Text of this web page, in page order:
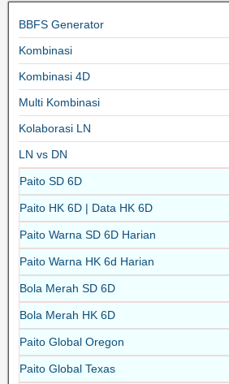
BBFS Generator
Kombinasi
Kombinasi 4D
Multi Kombinasi
Kolaborasi LN
LN vs DN
Paito SD 6D
Paito HK 6D | Data HK 6D
Paito Warna SD 6D Harian
Paito Warna HK 6d Harian
Bola Merah SD 6D
Bola Merah HK 6D
Paito Global Oregon
Paito Global Texas